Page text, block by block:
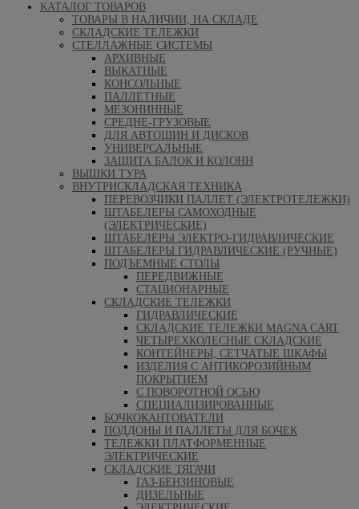
КАТАЛОГ ТОВАРОВ
ТОВАРЫ В НАЛИЧИИ, НА СКЛАДЕ
СКЛАДСКИЕ ТЕЛЕЖКИ
СТЕЛЛАЖНЫЕ СИСТЕМЫ
АРХИВНЫЕ
ВЫКАТНЫЕ
КОНСОЛЬНЫЕ
ПАЛЛЕТНЫЕ
МЕЗОНИННЫЕ
СРЕДНЕ-ГРУЗОВЫЕ
ДЛЯ АВТОШИН И ДИСКОВ
УНИВЕРСАЛЬНЫЕ
ЗАЩИТА БАЛОК И КОЛОНН
ВЫШКИ ТУРА
ВНУТРИСКЛАДСКАЯ ТЕХНИКА
ПЕРЕВОЗЧИКИ ПАЛЛЕТ (ЭЛЕКТРОТЕЛЕЖКИ)
ШТАБЕЛЕРЫ САМОХОДНЫЕ
(ЭЛЕКТРИЧЕСКИЕ)
ШТАБЕЛЕРЫ ЭЛЕКТРО-ГИДРАВЛИЧЕСКИЕ
ШТАБЕЛЕРЫ ГИДРАВЛИЧЕСКИЕ (РУЧНЫЕ)
ПОДЪЕМНЫЕ СТОЛЫ
ПЕРЕДВИЖНЫЕ
СТАЦИОНАРНЫЕ
СКЛАДСКИЕ ТЕЛЕЖКИ
ГИДРАВЛИЧЕСКИЕ
СКЛАДСКИЕ ТЕЛЕЖКИ MAGNA CART
ЧЕТЫРЕХКОЛЕСНЫЕ СКЛАДСКИЕ
КОНТЕЙНЕРЫ, СЕТЧАТЫЕ ШКАФЫ
ИЗДЕЛИЯ С АНТИКОРОЗИЙНЫМ
ПОКРЫТИЕМ
С ПОВОРОТНОЙ ОСЬЮ
СПЕЦИАЛИЗИРОВАННЫЕ
БОЧКОКАНТОВАТЕЛИ
ПОДДОНЫ И ПАЛЛЕТЫ ДЛЯ БОЧЕК
ТЕЛЕЖКИ ПЛАТФОРМЕННЫЕ
ЭЛЕКТРИЧЕСКИЕ
СКЛАДСКИЕ ТЯГАЧИ
ГАЗ-БЕНЗИНОВЫЕ
ДИЗЕЛЬНЫЕ